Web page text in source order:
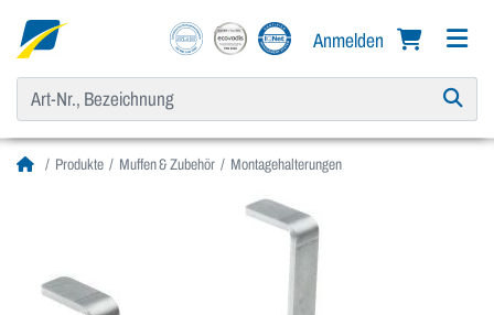
Anmelden
Produkte Muffen & Zubehör Montagehalterungen